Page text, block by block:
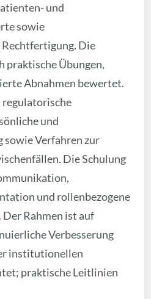
und
sowie
Die
praktische Übungen,
Abnahmen bewertet.
regulatorische
und
sowie Verfahren zur
Die Schulung
und rollenbezogene
Rahmen ist auf
Verbesserung
institutionellen
praktische Leitlinien